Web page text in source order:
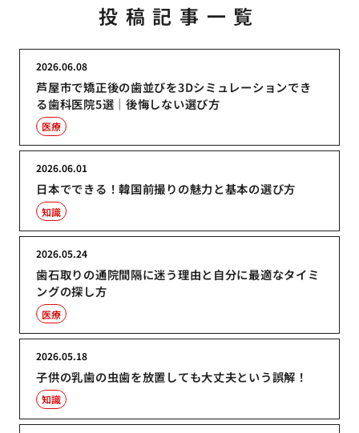
投稿記事一覧
芦屋市で矯正後の歯並びを3Dシミュレーションでき
る歯科医院5選｜後悔しない選び方
2026.06.08
医療
日本でできる！韓国前撮りの魅力と基本の選び方
2026.06.01
知識
歯石取りの通院間隔に迷う理由と自分に最適なタイミ
ングの探し方
2026.05.24
医療
子供の乳歯の虫歯を放置しても大丈夫という誤解！
2026.05.18
知識